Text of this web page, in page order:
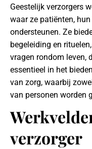
Geestelijk verzorgers
waar ze patiënten,
ondersteunen. Ze
begeleiding en
vragen rondom leven,
essentieel in het
van zorg, waarbij
van personen worden
verzorger